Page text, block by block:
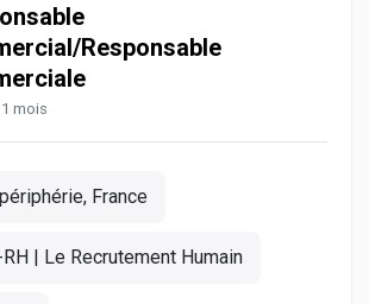
Responsable
mois
France
| Le Recrutement Humain